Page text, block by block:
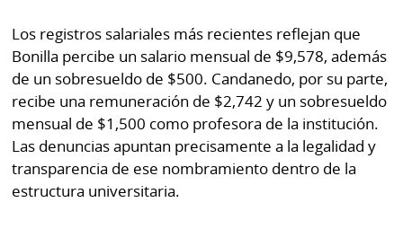
Los registros salariales más recientes reflejan que
Bonilla percibe un salario mensual de $9,578, además
de un sobresueldo de $500. Candanedo, por su parte,
recibe una remuneración de $2,742 y un sobresueldo
mensual de $1,500 como profesora de la institución.
Las denuncias apuntan precisamente a la legalidad y
transparencia de ese nombramiento dentro de la
estructura universitaria.